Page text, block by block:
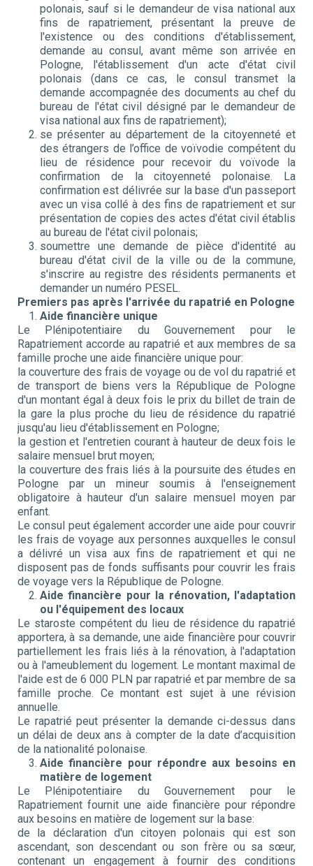
polonais, sauf si le demandeur de visa national aux
fins de rapatriement, présentant la preuve de
l'existence ou des conditions d'établissement,
demande au consul, avant même son arrivée en
Pologne, l'établissement d'un acte d'état civil
polonais (dans ce cas, le consul transmet la
demande accompagnée des documents au chef du
bureau de l'état civil désigné par le demandeur de
visa national aux fins de rapatriement);
se présenter au département de la citoyenneté et
des étrangers de l’office de voïvodie compétent du
lieu de résidence pour recevoir du voïvode la
confirmation de la citoyenneté polonaise. La
confirmation est délivrée sur la base d'un passeport
avec un visa collé à des fins de rapatriement et sur
présentation de copies des actes d'état civil établis
au bureau de l'état civil polonais;
soumettre une demande de pièce d'identité au
bureau d'état civil de la ville ou de la commune,
s'inscrire au registre des résidents permanents et
demander un numéro PESEL.
Premiers pas après l'arrivée du rapatrié en Pologne
Aide financière unique
Le Plénipotentiaire du Gouvernement pour le
Rapatriement accorde au rapatrié et aux membres de sa
famille proche une aide financière unique pour:
la couverture des frais de voyage ou de vol du rapatrié et
de transport de biens vers la République de Pologne
d'un montant égal à deux fois le prix du billet de train de
la gare la plus proche du lieu de résidence du rapatrié
jusqu'au lieu d'établissement en Pologne;
la gestion et l'entretien courant à hauteur de deux fois le
salaire mensuel brut moyen;
la couverture des frais liés à la poursuite des études en
Pologne par un mineur soumis à l'enseignement
obligatoire à hauteur d'un salaire mensuel moyen par
enfant.
Le consul peut également accorder une aide pour couvrir
les frais de voyage aux personnes auxquelles le consul
a délivré un visa aux fins de rapatriement et qui ne
disposent pas de fonds suffisants pour couvrir les frais
de voyage vers la République de Pologne.
Aide financière pour la rénovation, l'adaptation
ou l'équipement des locaux
Le staroste compétent du lieu de résidence du rapatrié
apportera, à sa demande, une aide financière pour couvrir
partiellement les frais liés à la rénovation, à l'adaptation
ou à l'ameublement du logement. Le montant maximal de
l'aide est de 6 000 PLN par rapatrié et par membre de sa
famille proche. Ce montant est sujet à une révision
annuelle.
Le rapatrié peut présenter la demande ci-dessus dans
un délai de deux ans à compter de la date d’acquisition
de la nationalité polonaise.
Aide financière pour répondre aux besoins en
matière de logement
Le Plénipotentiaire du Gouvernement pour le
Rapatriement fournit une aide financière pour répondre
aux besoins en matière de logement sur la base:
de la déclaration d'un citoyen polonais qui est son
ascendant, son descendant ou son frère ou sa sœur,
contenant un engagement à fournir des conditions